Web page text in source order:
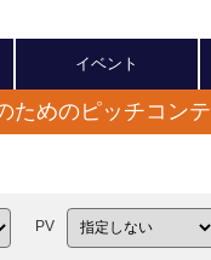
イベント
ためのピッチコン
PV